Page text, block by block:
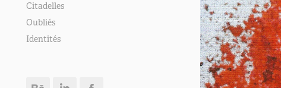
Citadelles
Oubliés
Identités